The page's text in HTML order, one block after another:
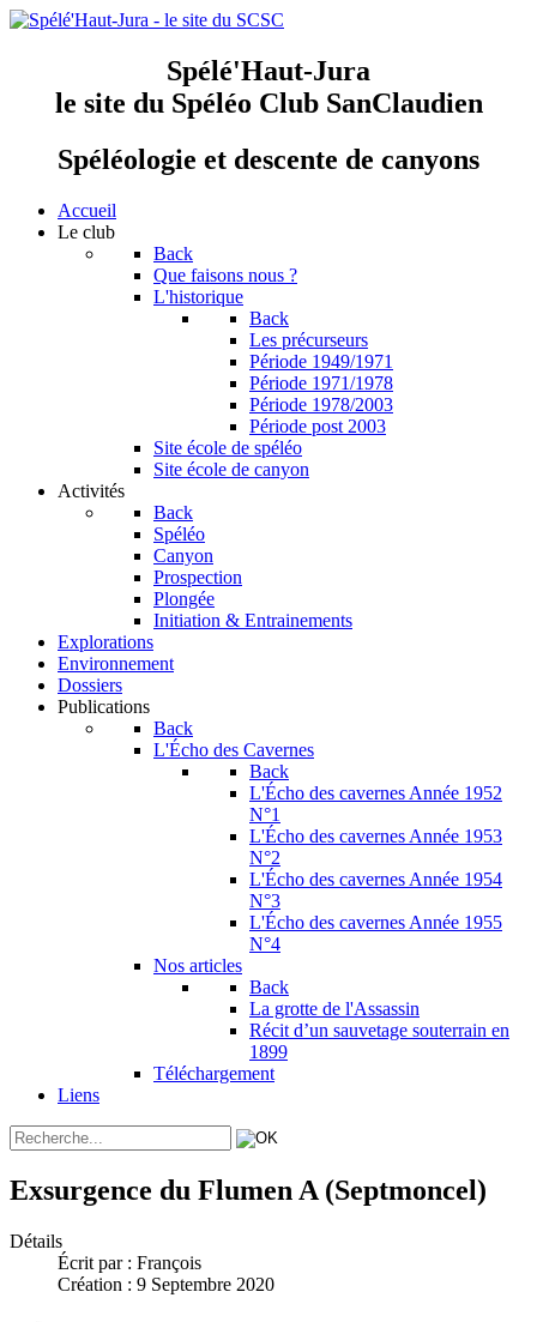
Spélé'Haut-Jura
le site du Spéléo Club SanClaudien
Spéléologie et descente de canyons
Accueil
Le club
Back
Que faisons nous ?
L'historique
Back
Les précurseurs
Période 1949/1971
Période 1971/1978
Période 1978/2003
Période post 2003
Site école de spéléo
Site école de canyon
Activités
Back
Spéléo
Canyon
Prospection
Plongée
Initiation & Entrainements
Explorations
Environnement
Dossiers
Publications
Back
L'Écho des Cavernes
Back
L'Écho des cavernes Année 1952
N°1
L'Écho des cavernes Année 1953
N°2
L'Écho des cavernes Année 1954
N°3
L'Écho des cavernes Année 1955
N°4
Nos articles
Back
La grotte de l'Assassin
Récit d’un sauvetage souterrain en
1899
Téléchargement
Liens
Exsurgence du Flumen A (Septmoncel)
Détails
Écrit par : François
Création : 9 Septembre 2020